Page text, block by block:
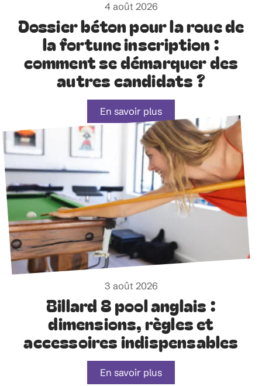
4 août 2026
Dossier béton pour la roue de
la fortune inscription :
comment se démarquer des
autres candidats ?
En savoir plus
3 août 2026
Billard 8 pool anglais :
dimensions, règles et
accessoires indispensables
En savoir plus